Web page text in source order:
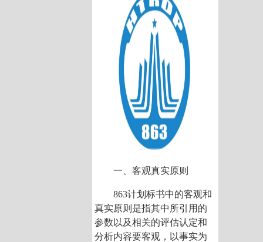
一、客观真实原则
863计划标书中的客观和
真实原则是指其中所引用的
参数以及相关的评估认定和
分析内容要客观，以事实为